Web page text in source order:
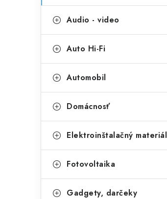
Audio - video
Auto Hi-Fi
Automobil
Domácnosť
Elektroinštalačný materiál
Fotovoltaika
Gadgety, darčeky